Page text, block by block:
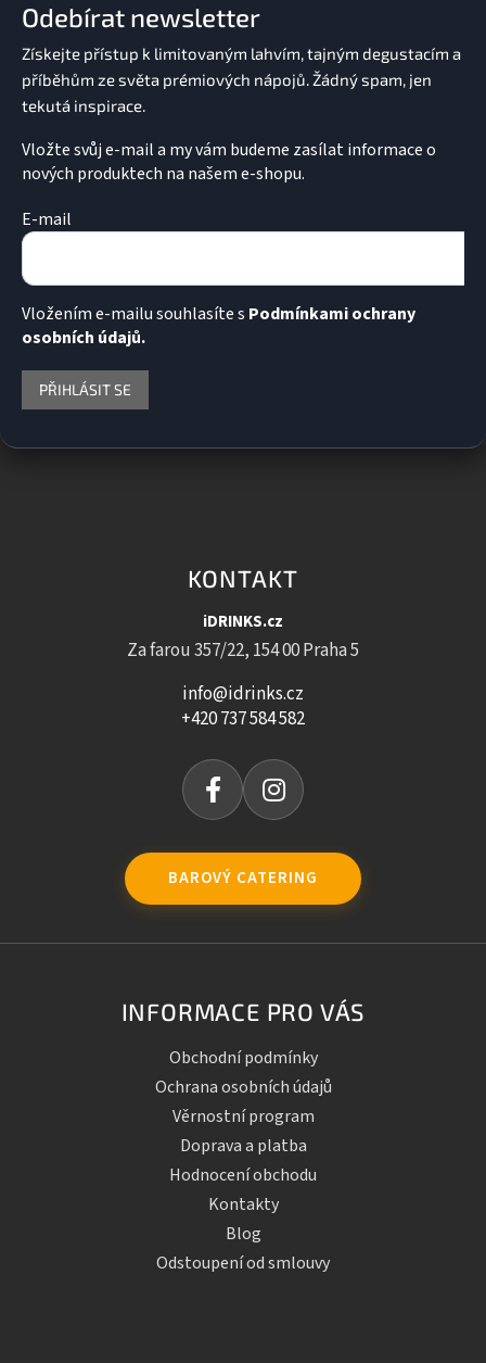
r
v
k
y
p
i
s
Odebírat newsletter
Vložte svůj e-mail a my vám budeme zasílat informace o
nových produktech na našem e-shopu.
E-mail
Vložením e-mailu souhlasíte s Podmínkami ochrany
osobních údajů.
PŘIHLÁSIT SE
KONTAKT
iDRINKS.cz
Za farou 357/22, 154 00 Praha 5
info@idrinks.cz
+420 737 584 582
BAROVÝ CATERING
INFORMACE PRO VÁS
Obchodní podmínky
Ochrana osobních údajů
Věrnostní program
Doprava a platba
Hodnocení obchodu
Kontakty
Blog
Odstoupení od smlouvy